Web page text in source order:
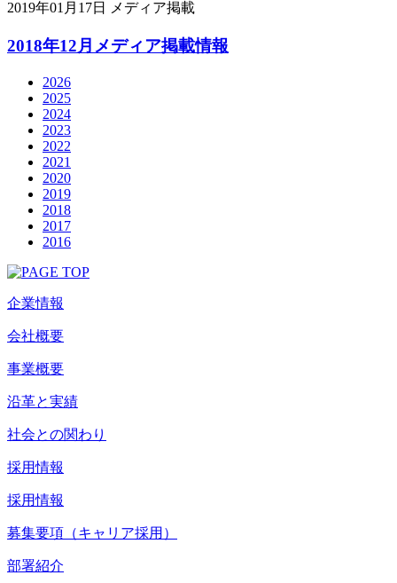
2019年01月17日 メディア掲載
2018年12月メディア掲載情報
2026
2025
2024
2023
2022
2021
2020
2019
2018
2017
2016
企業情報
会社概要
事業概要
沿革と実績
社会との関わり
採用情報
採用情報
募集要項（キャリア採用）
部署紹介